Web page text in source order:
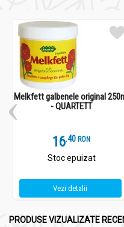
Melkfett galbenele original
- QUARTETT
16.4 RON
Stoc epuizat
Vezi detalii
PRODUSE VIZUALIZATE